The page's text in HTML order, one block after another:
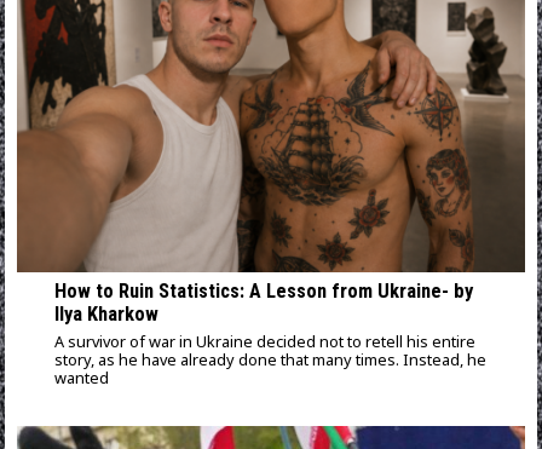
How to Ruin Statistics: A Lesson from Ukraine- by
Ilya Kharkow
A survivor of war in Ukraine decided not to retell his entire
story, as he have already done that many times. Instead, he
wanted